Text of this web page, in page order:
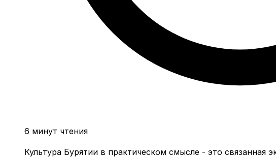
6 минут чтения
Культура Бурятии в практическом смысле - это связанная